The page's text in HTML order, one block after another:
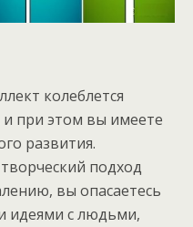
колеблется
и при этом вы имеете
развития.
подход
вы опасаетесь
идеями с людьми,